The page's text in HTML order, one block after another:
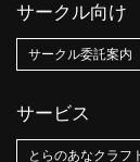
サークル向け
サークル委託案内
サービス
とらのあなクラフ